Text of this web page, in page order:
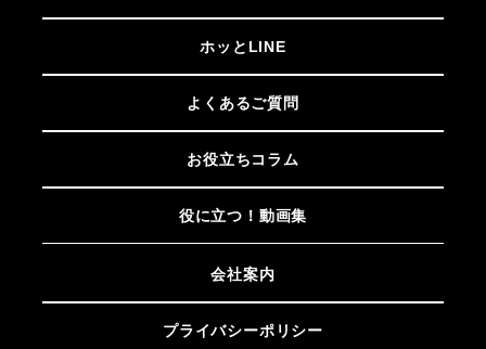
ホッとLINE
よくあるご質問
お役立ちコラム
役に立つ！動画集
会社案内
プライバシーポリシー